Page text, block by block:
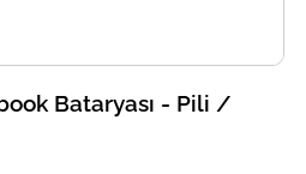
Bataryası - Pili /